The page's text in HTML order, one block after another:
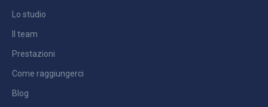
Lo studio
Il team
Prestazioni
Come raggiungerci
Blog